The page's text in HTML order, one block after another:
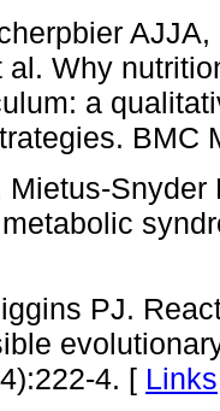
al. Why
a
BMC
Mietus-
PJ.
4. [ Links